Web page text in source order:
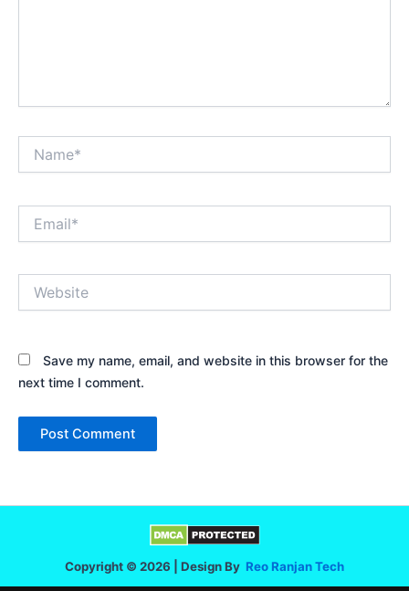
Save my name, email, and website in this browser for the
next time I comment.
Copyright © 2026 | Design By Reo Ranjan Tech